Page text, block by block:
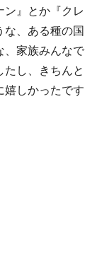
』とか『クレ
な、ある種の国
、家族みんなで
し、きちんと
嬉しかったです